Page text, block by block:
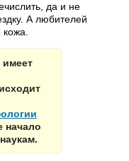
да и не
А любителей
начало